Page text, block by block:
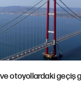
otoyollardaki geçiş